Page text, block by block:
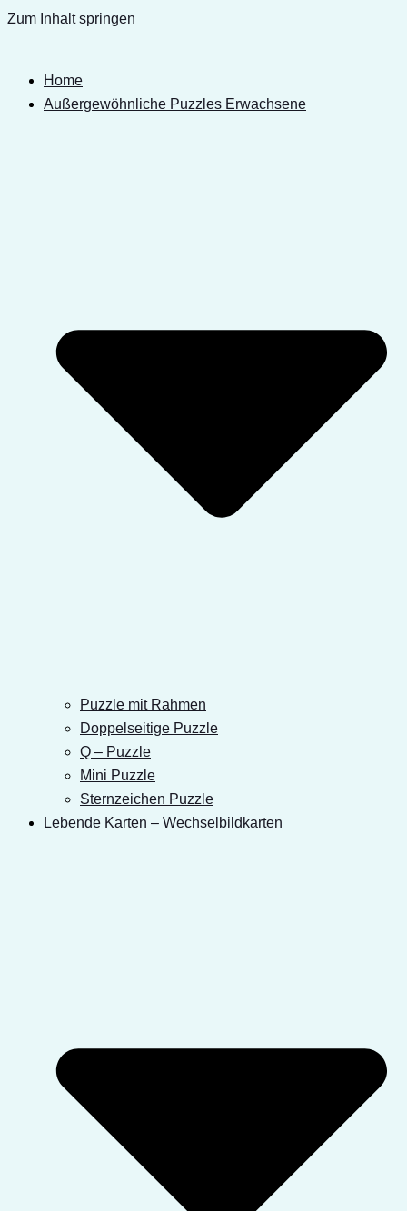
Zum Inhalt springen
Home
Außergewöhnliche Puzzles Erwachsene
Puzzle mit Rahmen
Doppelseitige Puzzle
Q – Puzzle
Mini Puzzle
Sternzeichen Puzzle
Lebende Karten – Wechselbildkarten